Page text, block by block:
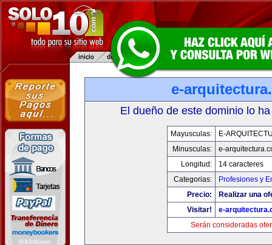
e-
El dueño de este dominio lo
Mayusculas:
E-
Minusculas:
e-
Longitud:
14 caracteres
Categorias:
Profesiones y
Precio:
Realizar una
Visitar!
e-
Serán consideradas